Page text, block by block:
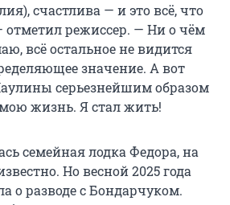
счастлива — и это всё, что
отметил режиссер. — Ни о чём
всё остальное не видится
значение. А вот
серьезнейшим образом
жизнь. Я стал жить!
семейная лодка Федора, на
Но весной 2025 года
о разводе с Бондарчуком.